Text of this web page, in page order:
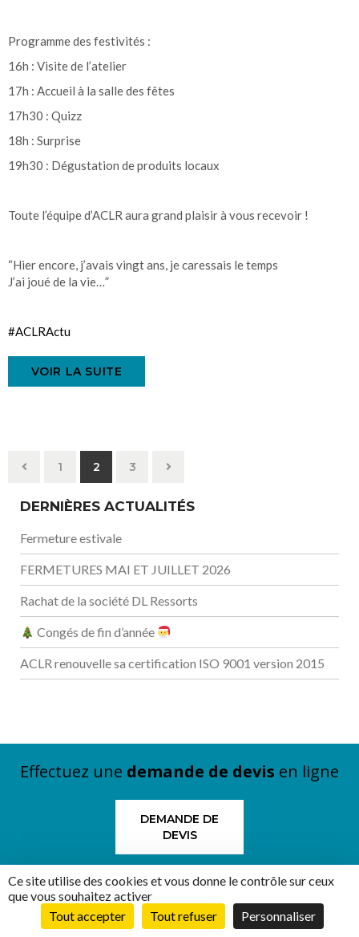
Programme des festivités :
16h : Visite de l’atelier
17h : Accueil à la salle des fêtes
17h30 : Quizz
18h : Surprise
19h30 : Dégustation de produits locaux
Toute l’équipe d’ACLR aura grand plaisir à vous recevoir !
“Hier encore, j’avais vingt ans, je caressais le temps
J’ai joué de la vie…”
#ACLRActu
VOIR LA SUITE
1 2 3
DERNIÈRES ACTUALITÉS
Fermeture estivale
FERMETURES MAI ET JUILLET 2026
Rachat de la société DL Ressorts
Congés de fin d’année
ACLR renouvelle sa certification ISO 9001 version 2015
Effectuez une demande de devis en ligne
DEMANDE DE
DEVIS
ZA de la Combe
Ce site utilise des cookies et vous donne le contrôle sur ceux
que vous souhaitez activer
Tout accepter
Tout refuser Personnaliser